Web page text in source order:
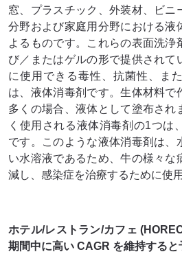
窓、プラスチック、外装材、ビニ
分野および家庭用分野における液
よるものです。これらの表面洗浄
び／またはゲルの形で提供されて
に使用できる毒性、抗菌性、ま
は、液体消毒剤です。生体材料で
多くの場合、液体として塗布され
く使用される液体消毒剤の1つは
です。このような液体消毒剤は、
い水溶液であるため、牛の様々な
減し、感染症を治療するために使
ホテル/レストラン/カフェ
期間中に高い CAGR を維持すると